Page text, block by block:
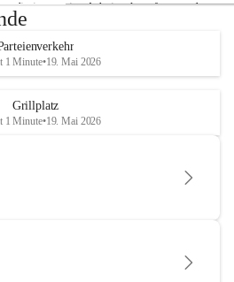
die innovative Arbeit sehr erfreut und
der Forschungsergebnisse.
ist jede technologische Innovation
1 Minute•19. Mai 2026
Grillplatz
1 Minute•19. Mai 2026